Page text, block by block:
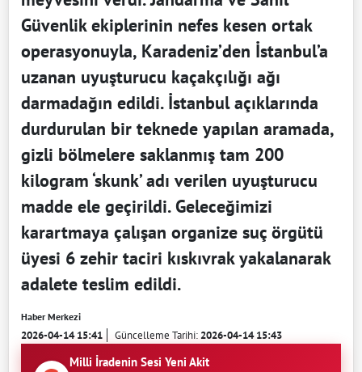
Güvenlik ekiplerinin nefes kesen ortak
operasyonuyla, Karadeniz’den İstanbul’a
uzanan uyuşturucu kaçakçılığı ağı
darmadağın edildi. İstanbul açıklarında
durdurulan bir teknede yapılan aramada,
gizli bölmelere saklanmış tam 200
kilogram ‘skunk’ adı verilen uyuşturucu
madde ele geçirildi. Geleceğimizi
karartmaya çalışan organize suç örgütü
üyesi 6 zehir taciri kıskıvrak yakalanarak
adalete teslim edildi.
Haber Merkezi
2026-04-14 15:41 Güncelleme Tarihi:2026-04-14 15:43
Milli İradenin Sesi Yeni Akit